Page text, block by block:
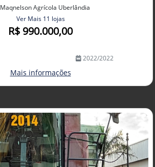
Maqnelson Agrícola Uberlândia
Ver Mais 11 lojas
R$ 990.000,00
2022/2022
Mais informações